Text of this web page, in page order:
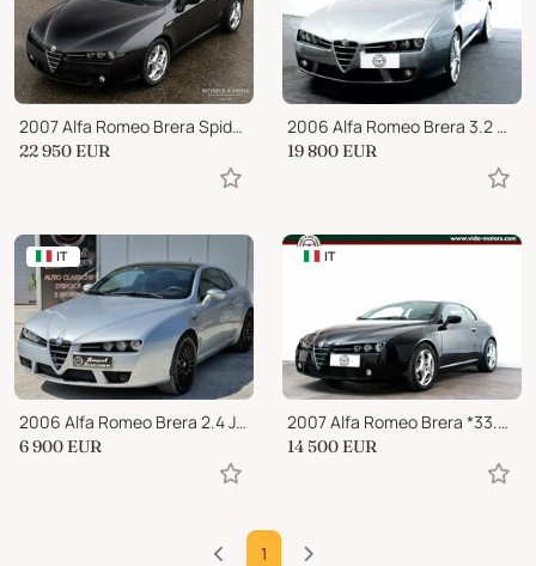
2007 Alfa Romeo Brera Spider 2.2 JTS
22 950 EUR
2006 Alfa Romeo Brera 3.2 Q4 SKY WINDOW
19 800 EUR
IT
2006 Alfa Romeo Brera 2.4 JTDM 20V -ISCRIVIBILE ASI -
6 900 EUR
IT
2007 Alfa Romeo Brera *33.000 Km*First Paint*
14 500 EUR
1